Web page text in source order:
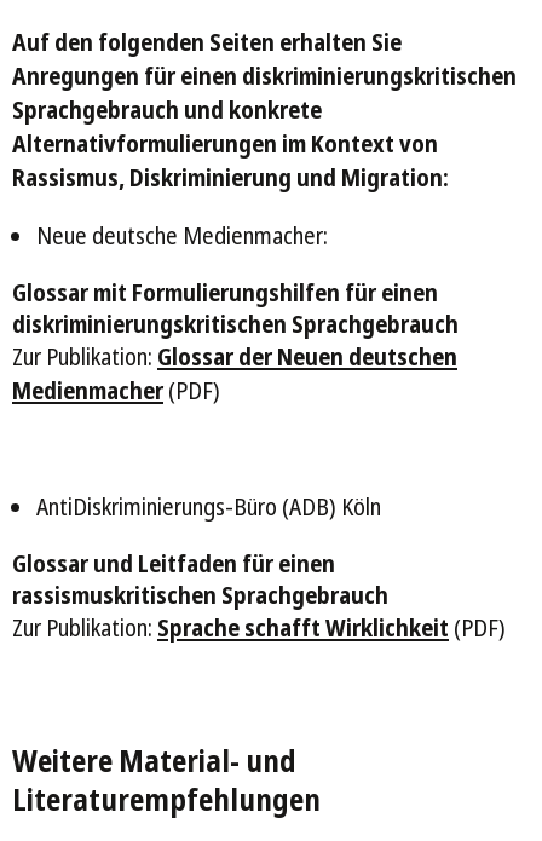
Auf den folgenden Seiten erhalten Sie
Anregungen für einen diskriminierungskritischen
Sprachgebrauch und konkrete
Alternativformulierungen im Kontext von
Rassismus, Diskriminierung und Migration:
Neue deutsche Medienmacher:
Glossar mit Formulierungshilfen für einen
diskriminierungskritischen Sprachgebrauch
Zur Publikation: Glossar der Neuen deutschen
Medienmacher(PDF)
AntiDiskriminierungs-Büro (ADB) Köln
Glossar und Leitfaden für einen
rassismuskritischen Sprachgebrauch
Zur Publikation: Sprache schafft Wirklichkeit (PDF)
Weitere Material- und
Literaturempfehlungen